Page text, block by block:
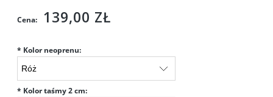
Cena: 139,00 ZŁ
* Kolor neoprenu:
* Kolor taśmy 2 cm: